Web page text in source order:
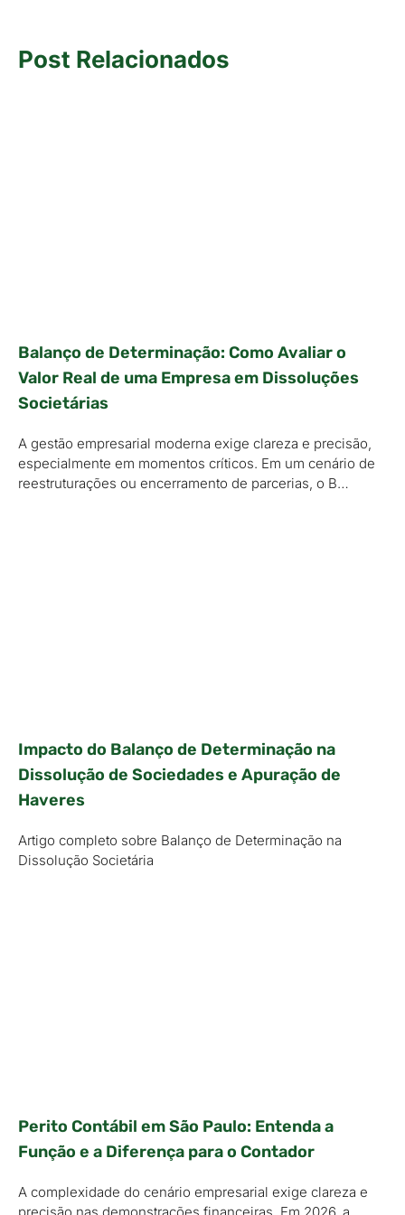
Post Relacionados
Balanço de Determinação: Como Avaliar o
Valor Real de uma Empresa em Dissoluções
Societárias
A gestão empresarial moderna exige clareza e precisão,
especialmente em momentos críticos. Em um cenário de
reestruturações ou encerramento de parcerias, o B…
Impacto do Balanço de Determinação na
Dissolução de Sociedades e Apuração de
Haveres
Artigo completo sobre Balanço de Determinação na
Dissolução Societária
Perito Contábil em São Paulo: Entenda a
Função e a Diferença para o Contador
A complexidade do cenário empresarial exige clareza e